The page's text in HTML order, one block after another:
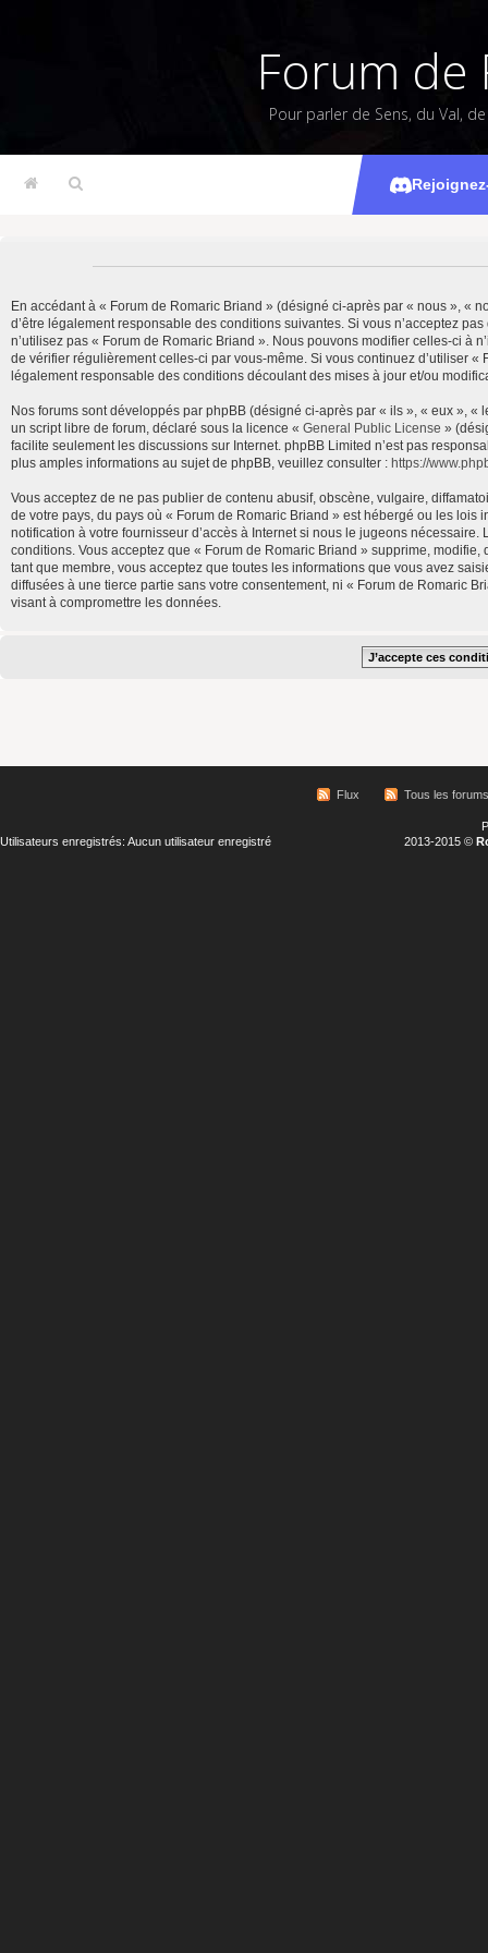
Forum de
Pour parler de Sens, du Val,
En accédant à « Forum de Romaric Briand » (désigné ci-après par « nous », «
d’être légalement responsable des conditions suivantes. Si vous n’acceptez
n’utilisez pas « Forum de Romaric Briand ». Nous pouvons modifier celles-ci à
de vérifier régulièrement celles-ci par vous-même. Si vous continuez d’utiliser
légalement responsable des conditions découlant des mises à jour et/ou
Nos forums sont développés par phpBB (désigné ci-après par « ils », « eux »,
un script libre de forum, déclaré sous la licence « General Public License »
facilite seulement les discussions sur Internet. phpBB Limited n’est pas
plus amples informations au sujet de phpBB, veuillez consulter : https://
Vous acceptez de ne pas publier de contenu abusif, obscène, vulgaire,
de votre pays, du pays où « Forum de Romaric Briand » est hébergé ou les
notification à votre fournisseur d’accès à Internet si nous le jugeons
conditions. Vous acceptez que « Forum de Romaric Briand » supprime,
tant que membre, vous acceptez que toutes les informations que vous avez
diffusées à une tierce partie sans votre consentement, ni « Forum de Romaric
visant à compromettre les données.
Flux Tous les forums
Utilisateurs enregistrés: Aucun utilisateur enregistré
2013-2015 ©